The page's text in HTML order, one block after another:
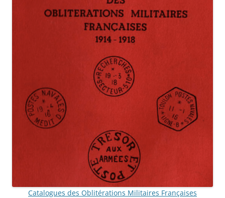
Catalogues des Oblitérations Militaires Françaises